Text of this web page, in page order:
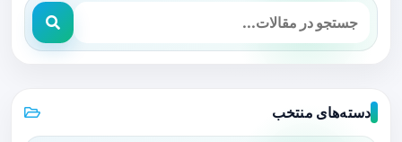
دسته‌های منتخب